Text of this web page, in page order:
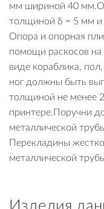
мм шириной 40
толщиной δ = 5 мм и
Опора и опорная
помощи раскосов на
виде кораблика,
ног должны быть
толщиной не менее
принтере.Поручни
металлической
Перекладины
металлической
Изделия